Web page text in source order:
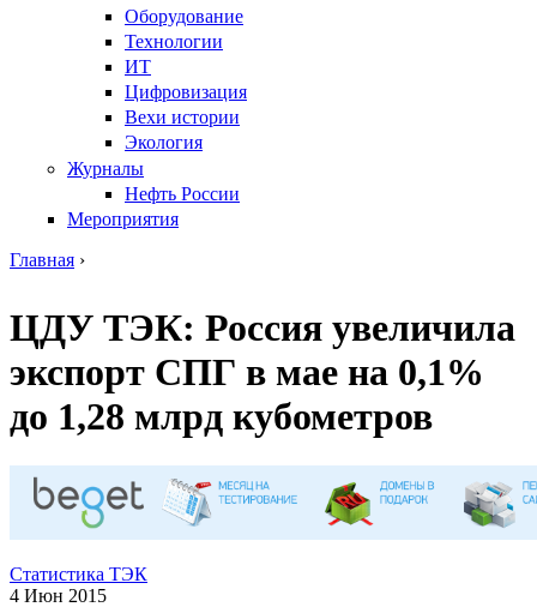
Оборудование
Технологии
ИТ
Цифровизация
Вехи истории
Экология
Журналы
Нефть России
Мероприятия
Главная ›
ЦДУ ТЭК: Россия увеличила
экспорт СПГ в мае на 0,1%
до 1,28 млрд кубометров
Статистика ТЭК
4 Июн 2015